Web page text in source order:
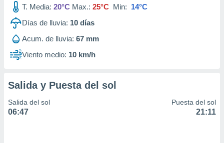
T. Media: 20°C Max.: 25°C Min: 14°C
Días de lluvia: 10 días
Acum. de lluvia: 67 mm
Viento medio: 10 km/h
Salida y Puesta del sol
Salida del sol
06:47
Puesta del sol
21:11